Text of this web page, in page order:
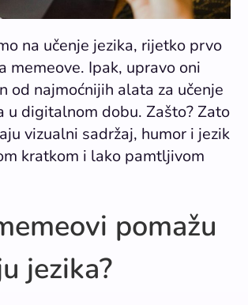
na učenje jezika, rijetko prvo
memeove. Ipak, upravo oni
od najmoćnijih alata za učenje
u digitalnom dobu. Zašto? Zato
vizualni sadržaj, humor i jezik
kratkom i lako pamtljivom
pomažu
jezika?